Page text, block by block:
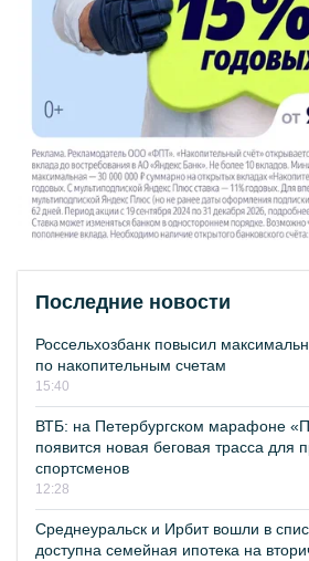
Последние новости
Россельхозбанк повысил
по накопительным счетам
15:40
ВТБ: на Петербургском марафоне
появится новая беговая трасса для
спортсменов
12:28
Среднеуральск и Ирбит вошли в
доступна семейная ипотека на